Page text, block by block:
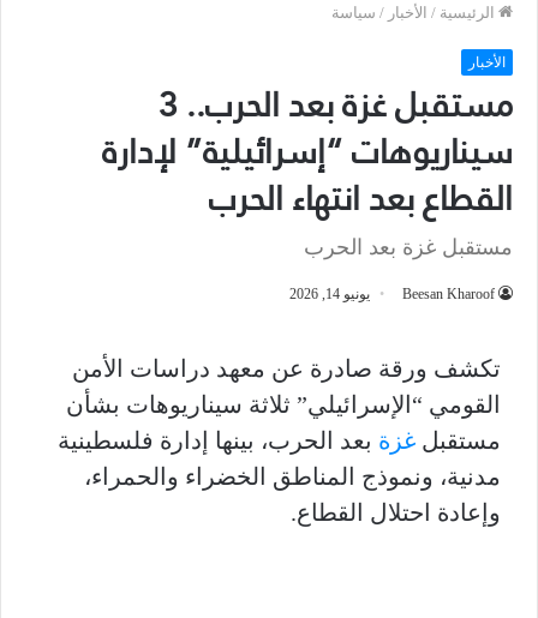
الرئيسية / الأخبار / سياسة
الأخبار
مستقبل غزة بعد الحرب.. 3
سيناريوهات “إسرائيلية” لإدارة
القطاع بعد انتهاء الحرب
مستقبل غزة بعد الحرب
Beesan Kharoof يونيو 14, 2026
تكشف ورقة صادرة عن معهد دراسات الأمن
القومي “الإسرائيلي” ثلاثة سيناريوهات بشأن
مستقبل غزة بعد الحرب، بينها إدارة فلسطينية
مدنية، ونموذج المناطق الخضراء والحمراء،
وإعادة احتلال القطاع.